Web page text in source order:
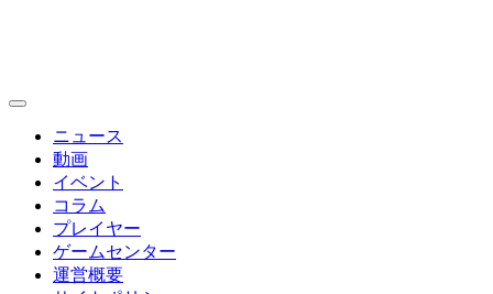
toggle
ニュース
動画
イベント
コラム
プレイヤー
ゲームセンター
運営概要